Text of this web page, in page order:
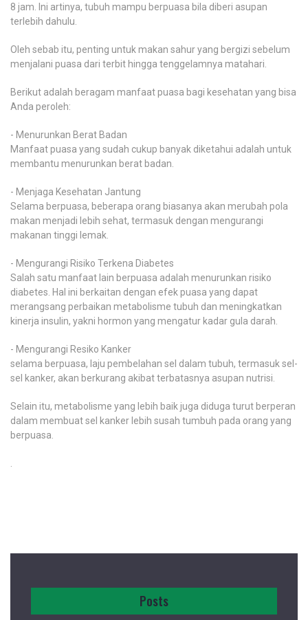
8 jam. Ini artinya, tubuh mampu berpuasa bila diberi asupan
terlebih dahulu.
Oleh sebab itu, penting untuk makan sahur yang bergizi sebelum
menjalani puasa dari terbit hingga tenggelamnya matahari.
Berikut adalah beragam manfaat puasa bagi kesehatan yang bisa
Anda peroleh:
- Menurunkan Berat Badan
Manfaat puasa yang sudah cukup banyak diketahui adalah untuk
membantu menurunkan berat badan.
- Menjaga Kesehatan Jantung
Selama berpuasa, beberapa orang biasanya akan merubah pola
makan menjadi lebih sehat, termasuk dengan mengurangi
makanan tinggi lemak.
- Mengurangi Risiko Terkena Diabetes
Salah satu manfaat lain berpuasa adalah menurunkan risiko
diabetes. Hal ini berkaitan dengan efek puasa yang dapat
merangsang perbaikan metabolisme tubuh dan meningkatkan
kinerja insulin, yakni hormon yang mengatur kadar gula darah.
- Mengurangi Resiko Kanker
selama berpuasa, laju pembelahan sel dalam tubuh, termasuk sel-
sel kanker, akan berkurang akibat terbatasnya asupan nutrisi.
Selain itu, metabolisme yang lebih baik juga diduga turut berperan
dalam membuat sel kanker lebih susah tumbuh pada orang yang
berpuasa.
Posts